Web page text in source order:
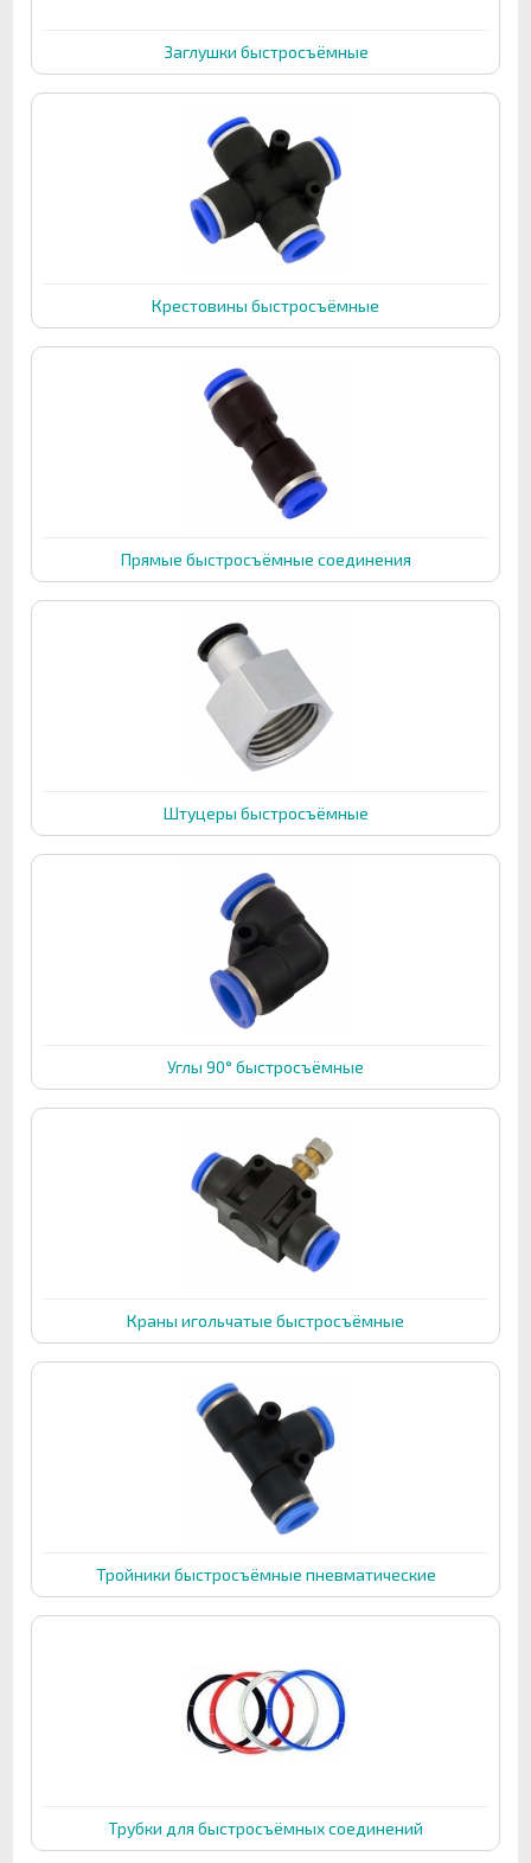
Заглушки быстросъёмные
Крестовины быстросъёмные
Прямые быстросъёмные соединения
Штуцеры быстросъёмные
Углы 90° быстросъёмные
Краны игольчатые быстросъёмные
Тройники быстросъёмные пневматические
Трубки для быстросъёмных соединений